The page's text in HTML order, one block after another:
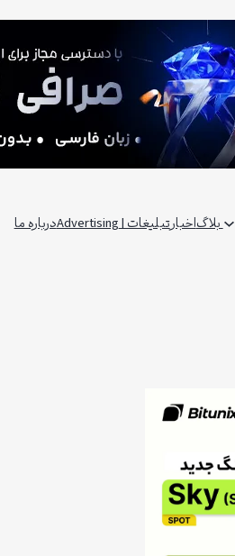
بلاگاخبارتبلیغات | Advertising درباره ما